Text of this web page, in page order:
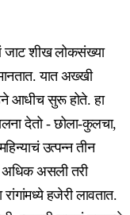
जाट शीख लोकसंख्या
यात अख्खी
आधीच सुरू होते. हा
देतो - छोला-कुलचा,
उत्पन्न तीन
अधिक असली तरी
हजेरी लावतात.